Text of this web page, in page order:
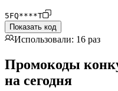
5FQ****T
Показать код
Использовали: 16 раз
Промокоды
на сегодня